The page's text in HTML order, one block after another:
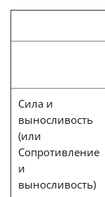
Сила и
выносливость
(или
Сопротивление
и
выносливость)